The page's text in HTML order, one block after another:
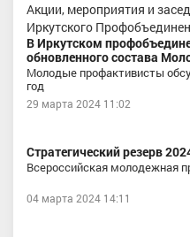
Акции, мероприятия и
Иркутского
В Иркутском
обновленного состава
Молодые профактивисты
год
29 марта 2024 11:02
Стратегический резерв
Всероссийская молодежная
04 марта 2024 14:11